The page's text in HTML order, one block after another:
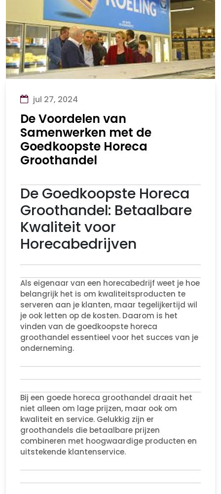
jul 27, 2024
De Voordelen van
Samenwerken met de
Goedkoopste Horeca
Groothandel
De Goedkoopste Horeca
Groothandel: Betaalbare
Kwaliteit voor
Horecabedrijven
Als eigenaar van een horecabedrijf weet je hoe
belangrijk het is om kwaliteitsproducten te
serveren aan je klanten, maar tegelijkertijd wil
je ook letten op de kosten. Daarom is het
vinden van de goedkoopste horeca
groothandel essentieel voor het succes van je
onderneming.
Bij een goede horeca groothandel draait het
niet alleen om lage prijzen, maar ook om
kwaliteit en service. Gelukkig zijn er
groothandels die betaalbare prijzen
combineren met hoogwaardige producten en
uitstekende klantenservice.